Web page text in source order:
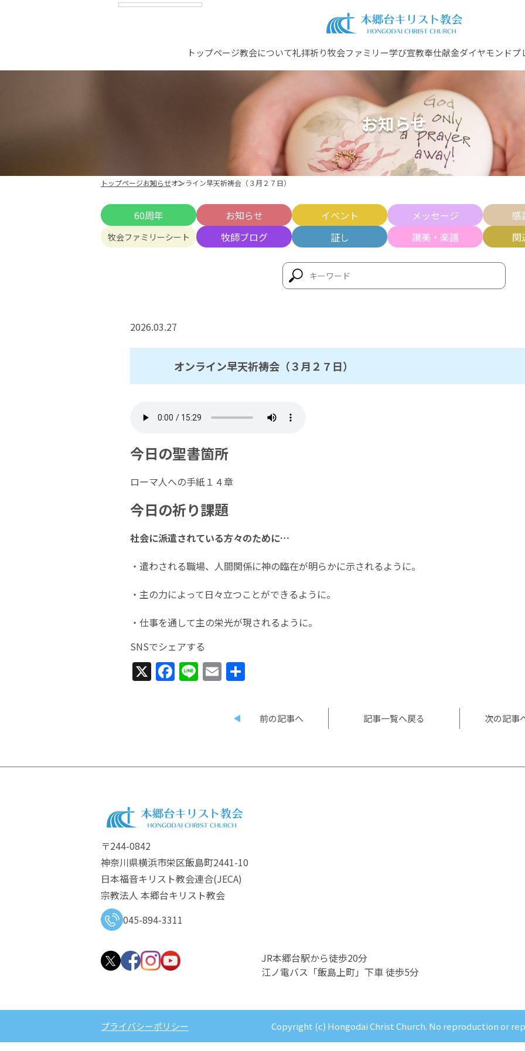
トップページ教会について礼拝祈り牧会ファミリー学び宣教奉仕献金ダイヤモンドプ
お知らせ
トップページお知らせオンライン早天祈祷会（３月２７日）
60周年 お知らせ イベント メッセージ 感
牧会ファミリーシート 牧師ブログ 証し 讃美・楽譜 関
2026.03.27
オンライン早天祈祷会（３月２７日）
今日の聖書箇所
ローマ人への手紙１４章
今日の祈り課題
社会に派遣されている方々のために…
・遣わされる職場、人間関係に神の臨在が明らかに示されるように。
・主の力によって日々立つことができるように。
・仕事を通して主の栄光が現されるように。
SNSでシェアする
X Facebook
LineEmail
前の記事へ 記事一覧へ戻る 次の記事
〒244-0842
神奈川県横浜市栄区飯島町2441-10
日本福音キリスト教会連合​(JECA)
宗教法人 本郷台キリスト教会
045-894-3311
JR本郷台駅から徒歩20分
江ノ電バス「飯島上町」下車 徒歩5分
プライバシーポリシー Copyright (c) Hongodai Christ Church. No reproduction or